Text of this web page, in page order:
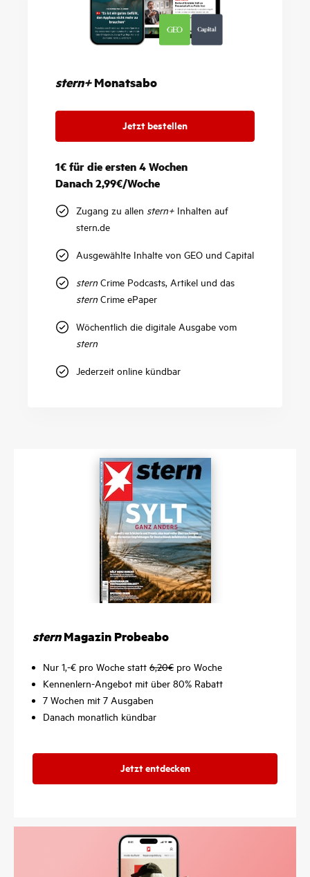
stern+Monatsabo
Jetzt bestellen
1€ für die ersten 4 Wochen
Danach 2,99€/Woche
Zugang zu allen stern+ Inhalten auf
stern.de
Ausgewählte Inhalte von GEO und Capital
stern Crime Podcasts, Artikel und das
stern Crime ePaper
Wöchentlich die digitale Ausgabe vom
stern
Jederzeit online kündbar
sternMagazin Probeabo
Nur 1,-€ pro Woche statt 6,20€ pro Woche
Kennenlern-Angebot mit über 80% Rabatt
7 Wochen mit 7 Ausgaben
Danach monatlich kündbar
Jetzt entdecken